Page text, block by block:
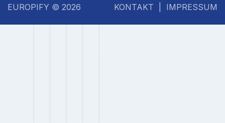
EUROPIFY © 2026 KONTAKT IMPRESSUM